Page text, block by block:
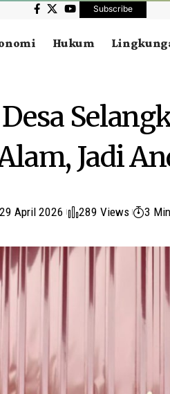
Subscribe
Hukum
Jadi
April 2026 289 Views 3